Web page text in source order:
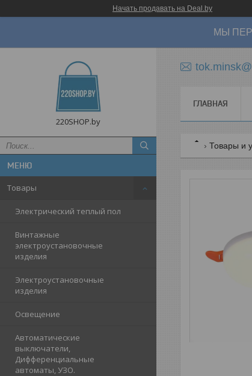
Начать продавать на Deal.by
МЫ
220SHOP.by
Товары
Электрический теплый пол
Винтажные
электроустановочные
изделия
Электроустановочные
изделия
Освещение
Автоматические
выключатели,
Дифференциальные
автоматы, УЗО.
ГЛАВНАЯ
Товары и